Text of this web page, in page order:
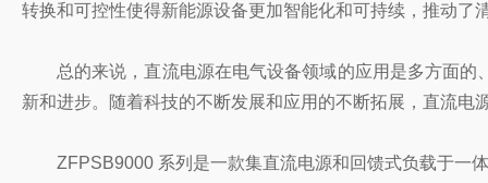
转换和可控性使得新能源设备更加智能化和可持续，推动了
总的来说，直流电源在电气设备领域的应用是多方面
新和进步。随着科技的不断发展和应用的不断拓展，直流电
ZFPSB9000 系列是一款集直流电源和回馈式负载于一